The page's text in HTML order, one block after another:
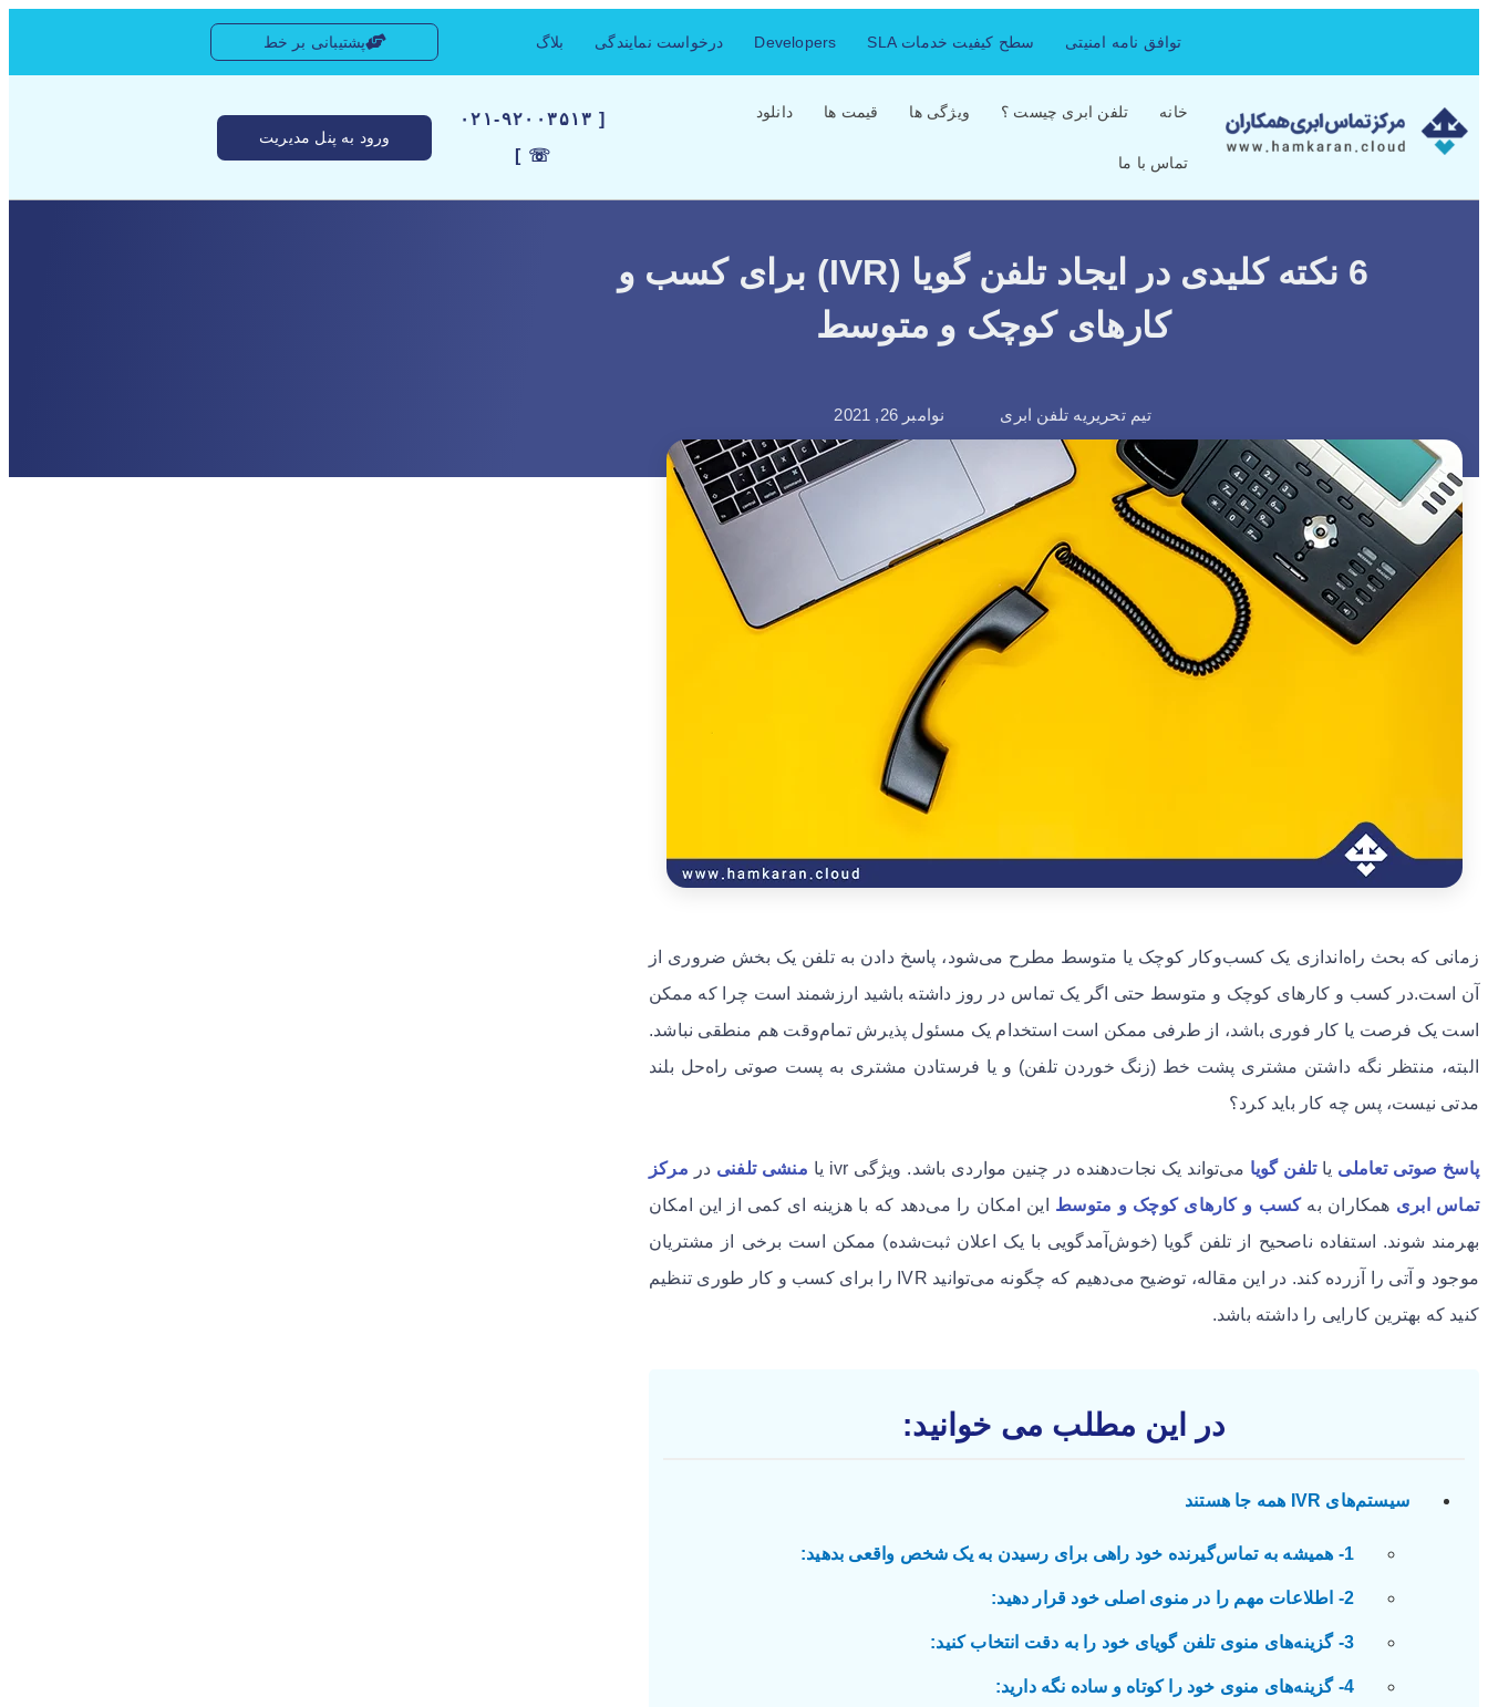
توافق نامه امنیتی سطح کیفیت خدمات SLA Developers درخواست نمایندگی بلاگ پشتیبانی بر خط
خانه تلفن ابری چیست ؟ ویژگی ها قیمت ها دانلود
تماس با ما
[ ۰۲۱-۹۲۰۰۳۵۱۳
☏ ]
ورود به پنل مدیریت
6 نکته کلیدی در ایجاد تلفن گویا (IVR) برای کسب و
کار‌های کوچک و متوسط
تیم تحریریه تلفن ابری نوامبر 26, 2021
زمانی که بحث راه‌اندازی یک کسب‌وکار کوچک یا متوسط مطرح می‌شود، پاسخ دادن به تلفن یک بخش ضروری از
آن است.در کسب و کار‌های کوچک و متوسط حتی اگر یک تماس در روز داشته باشید ارزشمند است چرا که ممکن
است یک فرصت یا کار فوری باشد، از طرفی ممکن است استخدام یک مسئول پذیرش تمام‌وقت هم منطقی نباشد.
البته، منتظر نگه داشتن مشتری پشت خط (زنگ خوردن تلفن) و یا فرستادن مشتری به پست صوتی راه‌حل بلند
مدتی نیست، پس چه کار باید کرد؟
پاسخ صوتی تعاملی یاتلفن گویا می‌تواند یک نجات‌دهنده در چنین مواردی باشد. ویژگی ivr یا منشی تلفنی در مرکز
تماس ابری همکاران بهکسب و کار‌های کوچک و متوسط این امکان را می‌دهد که با هزینه ای کمی از این امکان
بهرمند شوند. استفاده ناصحیح از تلفن گویا (خوش‌آمدگویی با یک اعلان ثبت‌شده) ممکن است برخی از مشتریان
موجود و آتی را آزرده کند. در این مقاله، توضیح می‌دهیم که چگونه می‌توانید IVR را برای کسب و کار طوری تنظیم
کنید که بهترین کارایی را داشته باشد.
در این مطلب می خوانید:
سیستم‌های IVR همه جا هستند
1- همیشه به تماس‌گیرنده خود راهی برای رسیدن به یک شخص واقعی بدهید:
2- اطلاعات مهم را در منوی اصلی خود قرار دهید:
3- گزینه‌های منوی تلفن گویای خود را به دقت انتخاب کنید:
4- گزینه‌های منوی خود را کوتاه و ساده نگه دارید: